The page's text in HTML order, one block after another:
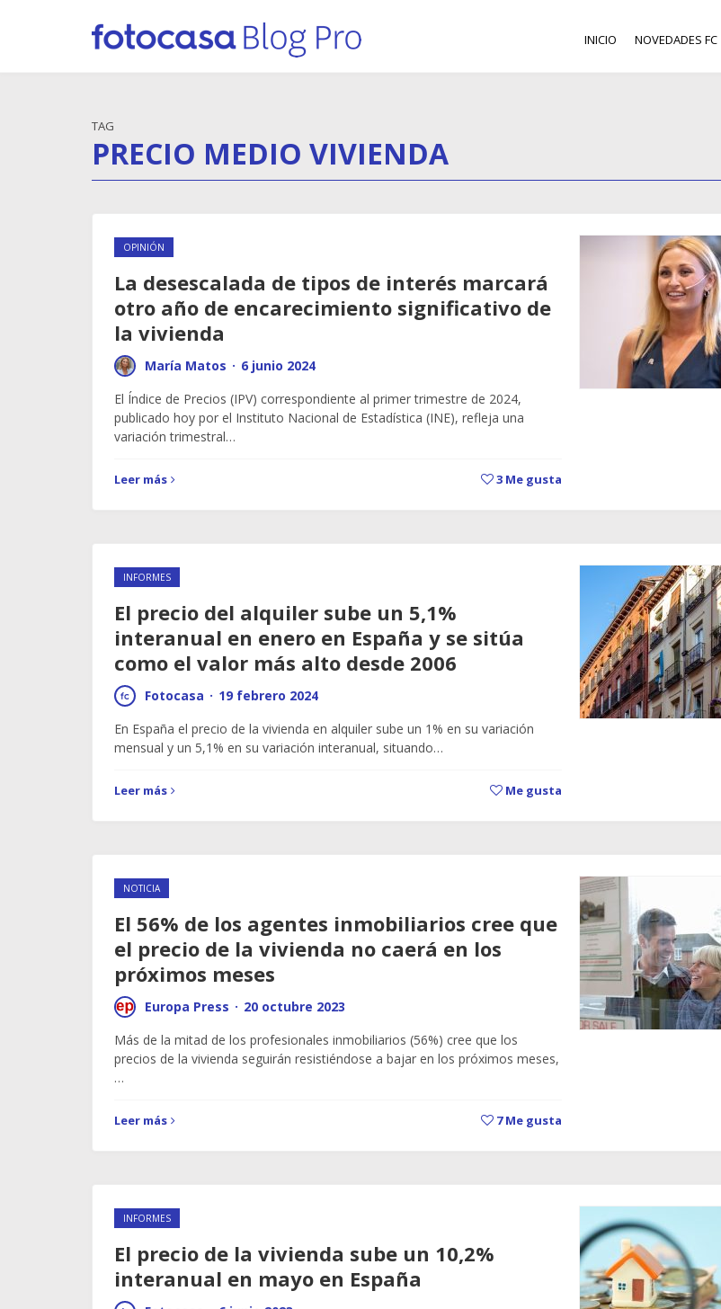
INICIO NOVEDADES FC
TAG
PRECIO MEDIO VIVIENDA
OPINIÓN
La desescalada de tipos de interés marcará
otro año de encarecimiento significativo de
la vivienda
María Matos · 6 junio 2024
El Índice de Precios (IPV) correspondiente al primer trimestre de 2024,
publicado hoy por el Instituto Nacional de Estadística (INE), refleja una
variación trimestral…
Leer más 3 Me gusta
INFORMES
El precio del alquiler sube un 5,1%
interanual en enero en España y se sitúa
como el valor más alto desde 2006
Fotocasa · 19 febrero 2024
En España el precio de la vivienda en alquiler sube un 1% en su variación
mensual y un 5,1% en su variación interanual, situando…
Leer más Me gusta
NOTICIA
El 56% de los agentes inmobiliarios cree que
el precio de la vivienda no caerá en los
próximos meses
Europa Press · 20 octubre 2023
Más de la mitad de los profesionales inmobiliarios (56%) cree que los
precios de la vivienda seguirán resistiéndose a bajar en los próximos meses,
…
Leer más 7Me gusta
INFORMES
El precio de la vivienda sube un 10,2%
interanual en mayo en España